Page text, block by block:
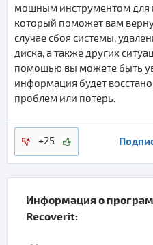
мощным инструментом для
который поможет вам
случае сбоя системы,
диска, а также других
помощью вы можете быть
информация будет
проблем или потерь.
+25
Информация о
Recoverit: